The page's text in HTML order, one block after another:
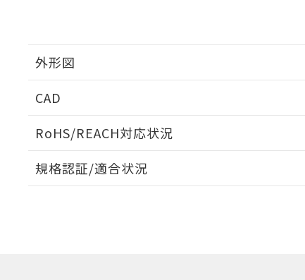
外形図
CAD
RoHS/REACH対応状況
EU RoHS 注意事項・凡例
規格認証/適合状況